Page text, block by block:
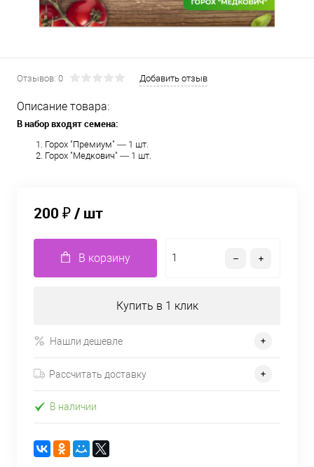
Отзывов: 0 Добавить отзыв
Описание товара:
В набор входят семена:
Горох "Премиум" — 1 шт.
Горох "Медкович" — 1 шт.
200 ₽/ шт
В корзину
Купить в 1 клик
Нашли дешевле
Рассчитать доставку
В наличии